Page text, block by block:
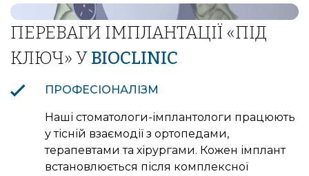
СТВОРЕННЯ АНАЛОГОВОГО ВІДБИТКА ЗУБІВ
ВНУТРІШНЬОРОТОВІ ФОТОГРАФІЇ
ПЕРЕВАГИ ІМПЛАНТАЦІЇ «ПІД
КЛЮЧ» УBIOCLINIC
ПРОФЕСІОНАЛІЗМ
Наші стоматологи-імплантологи працюють
у тісній взаємодії з ортопедами,
терапевтами та хірургами. Кожен імплант
встановлюється після комплексної